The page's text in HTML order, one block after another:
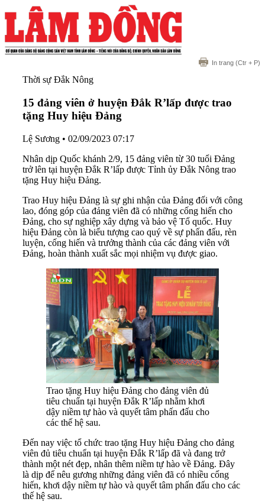
In trang (Ctr + P)
Thời sự Đắk Nông
15 đảng viên ở huyện Đắk R’lấp được trao
tặng Huy hiệu Đảng
Lệ Sương • 02/09/2023 07:17
Nhân dịp Quốc khánh 2/9, 15 đảng viên từ 30 tuổi Đảng
trở lên tại huyện Đắk R’lấp được Tỉnh ủy Đắk Nông trao
tặng Huy hiệu Đảng.
Trao Huy hiệu Đảng là sự ghi nhận của Đảng đối với công
lao, đóng góp của đảng viên đã có những cống hiến cho
Đảng, cho sự nghiệp xây dựng và bảo vệ Tổ quốc. Huy
hiệu Đảng còn là biểu tượng cao quý về sự phấn đấu, rèn
luyện, cống hiến và trưởng thành của các đảng viên với
Đảng, hoàn thành xuất sắc mọi nhiệm vụ được giao.
Trao tặng Huy hiệu Đảng cho đảng viên đủ
tiêu chuẩn tại huyện Đắk R’lấp nhằm khơi
dậy niềm tự hào và quyết tâm phấn đấu cho
các thế hệ sau.
Đến nay việc tổ chức trao tặng Huy hiệu Đảng cho đảng
viên đủ tiêu chuẩn tại huyện Đắk R’lấp đã và đang trở
thành một nét đẹp, nhân thêm niềm tự hào về Đảng. Đây
là dịp để nêu gương những đảng viên đã có nhiều cống
hiến, khơi dậy niềm tự hào và quyết tâm phấn đấu cho các
thế hệ sau.